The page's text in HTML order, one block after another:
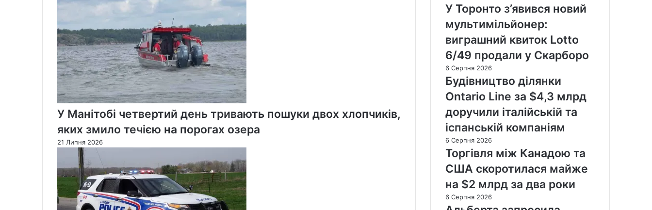
самогубства
У Манітобі четвертий день тривають пошуки двох хлопчиків,
яких змило течією на порогах озера
21 Липня 2026
У Торонто з’явився новий
мультимільйонер:
виграшний квиток Lotto
6/49 продали у Скарборо
6 Серпня 2026
Будівництво ділянки
Ontario Line за $4,3 млрд
доручили італійській та
іспанській компаніям
6 Серпня 2026
Торгівля між Канадою та
США скоротилася майже
на $2 млрд за два роки
6 Серпня 2026